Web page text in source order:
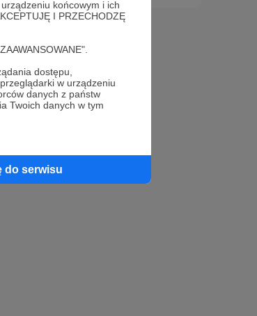
końcowym i ich
I PRZECHODZĘ
dostępu,
w urządzeniu
danych z państw
Twoich danych w tym
do serwisu